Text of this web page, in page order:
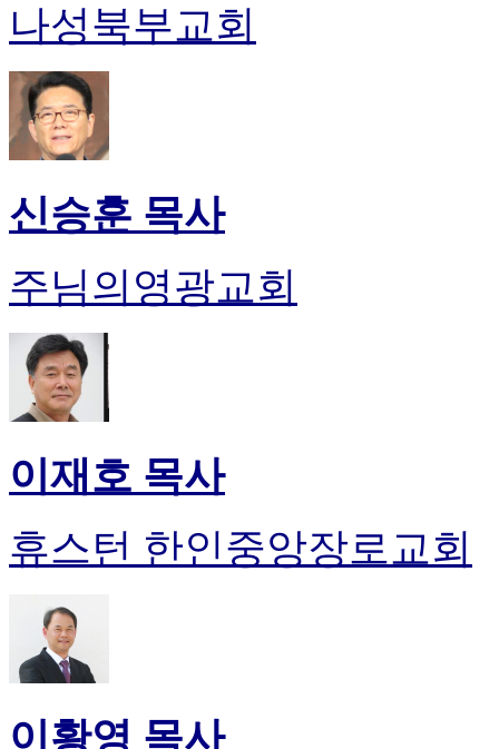
나성북부교회
신승훈 목사
주님의영광교회
이재호 목사
휴스턴 한인중앙장로교회
이황영 목사